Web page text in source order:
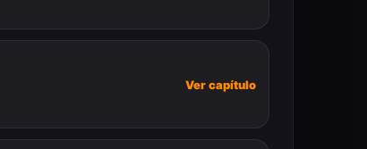
Ver capítulo